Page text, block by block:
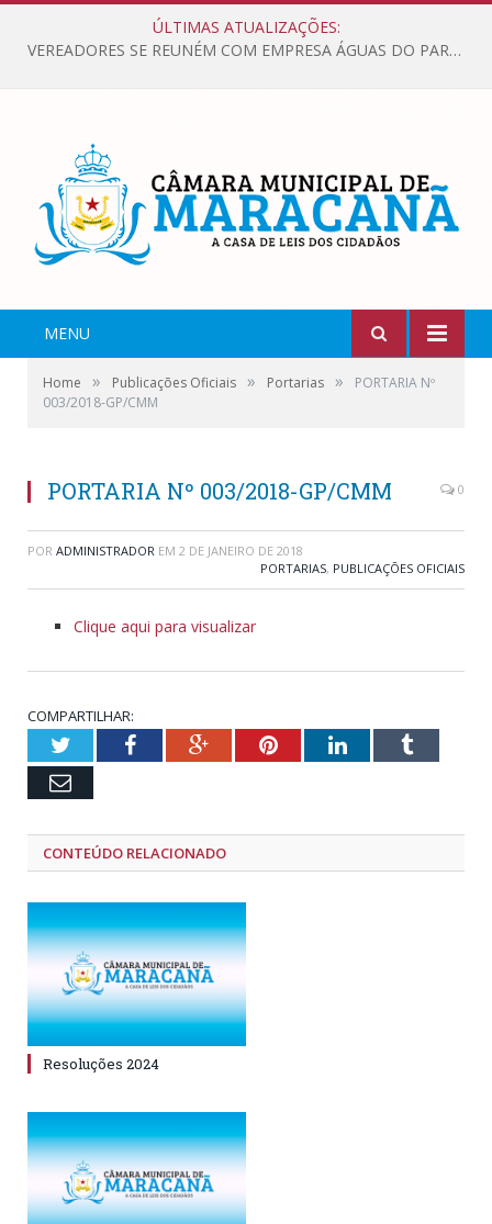
ÚLTIMAS ATUALIZAÇÕES:
VEREADORES SE REUNÉM COM EMPRESA ÁGUAS DO PARÁ, PARA APRESENTAR REIVINDICAÇÕES E MELHORIAS NA QUALIDADE DOS SERVIÇOS OFERECIDOS Á POPULAÇÃO.
MENU
Home » Publicações Oficiais » Portarias »
PORTARIA Nº
003/2018-GP/CMM
PORTARIA Nº 003/2018-GP/CMM 0
POR ADMINISTRADOR EM 2 DE JANEIRO DE 2018
PORTARIAS, PUBLICAÇÕES OFICIAIS
Clique aqui para visualizar
COMPARTILHAR:
TwitterFacebookGoogle+PinterestLinkedInTumblr
Email
CONTEÚDO RELACIONADO
Resoluções 2024